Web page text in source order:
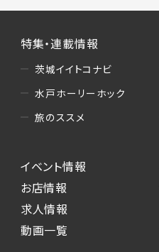
特集・連載情報
茨城イイトコナビ
水戸ホーリーホック
旅のススメ
イベント情報
お店情報
求人情報
動画一覧